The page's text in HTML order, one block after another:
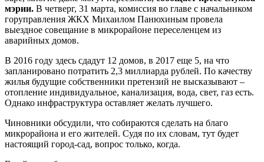
мэрии. В четверг, 31 марта, комиссия во главе с начальником
горуправления ЖКХ Михаилом Панюхиным провела
выездное совещание в микрорайоне переселенцем из
аварийных домов.
В 2016 году здесь сдадут 12 домов, в 2017 еще 5, на что
запланировано потратить 2,3 миллиарда рублей. По качеству
жилья будущие собственники претензий не высказывают –
отопление индивидуальное, канализация, вода, свет, газ есть.
Однако инфраструктура оставляет желать лучшего.
Чиновники обсудили, что собираются сделать на благо
микрорайона и его жителей. Судя по их словам, тут будет
настоящий город-сад, вопрос только, когда.